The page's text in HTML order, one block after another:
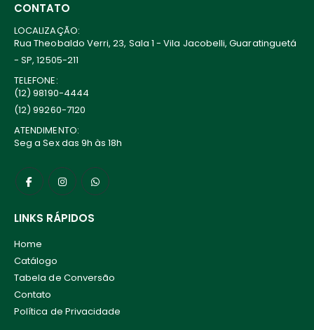
CONTATO
LOCALIZAÇÃO:
Rua Theobaldo Verri, 23, Sala 1 - Vila Jacobelli, Guaratinguetá
- SP, 12505-211
TELEFONE:
(12) 98190-4444
(12) 99260-7120
ATENDIMENTO:
Seg a Sex das 9h às 18h
LINKS RÁPIDOS
Home
Catálogo
Tabela de Conversão
Contato
Política de Privacidade